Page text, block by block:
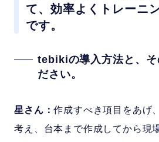
て、効率よくトレーニ
です。
tebikiの導入方法と、そ
ださい。
星さん：作成すべき項目をあげ
考え、台本まで作成してから現